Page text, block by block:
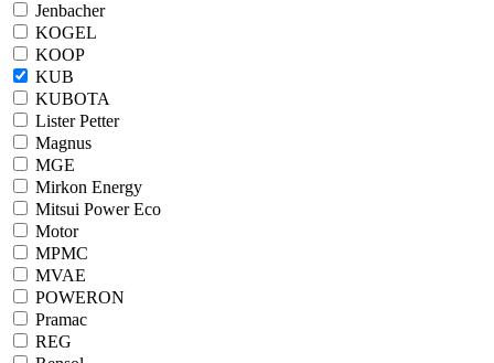
Jenbacher
KOGEL
KOOP
KUB
KUBOTA
Lister Petter
Magnus
MGE
Mirkon Energy
Mitsui Power Eco
Motor
MPMC
MVAE
POWERON
Pramac
REG